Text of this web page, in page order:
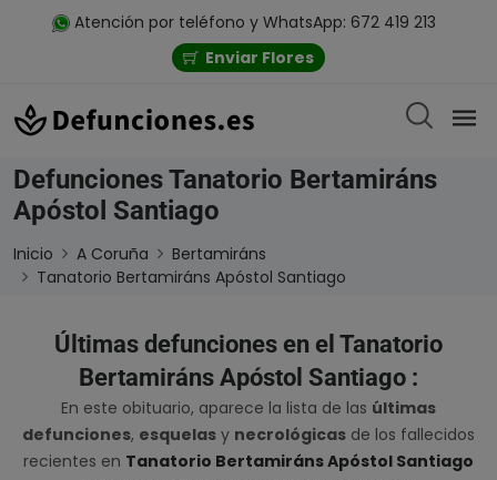
Atención por teléfono y WhatsApp: 672 419 213
Enviar Flores
Defunciones Tanatorio Bertamiráns
Apóstol Santiago
Inicio A Coruña
Bertamiráns
Tanatorio Bertamiráns Apóstol Santiago
Últimas defunciones en el Tanatorio
Bertamiráns Apóstol Santiago :
En este obituario, aparece la lista de las últimas
defunciones, esquelas y necrológicas de los fallecidos
recientes en Tanatorio Bertamiráns Apóstol Santiago